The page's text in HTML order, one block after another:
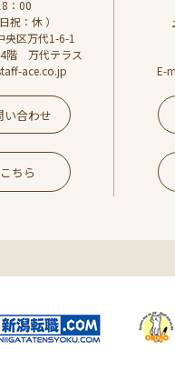
：00
祝：休 ）
央区万代1-6-1
4階 万代テラス
ace.co.jp
い合わせ
ちら
E-